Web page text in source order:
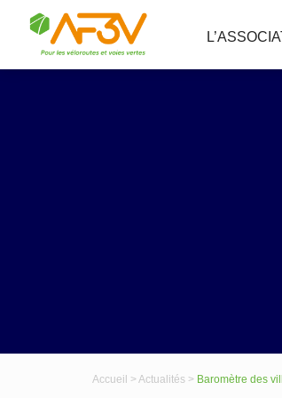
Accueil > Actualités > Baromètre des